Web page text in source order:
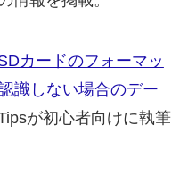
カードのフォーマッ
識しない場合のデー
が初心者向けに執筆